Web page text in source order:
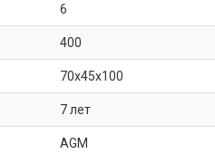
6
400
70x45x100
7 лет
AGM